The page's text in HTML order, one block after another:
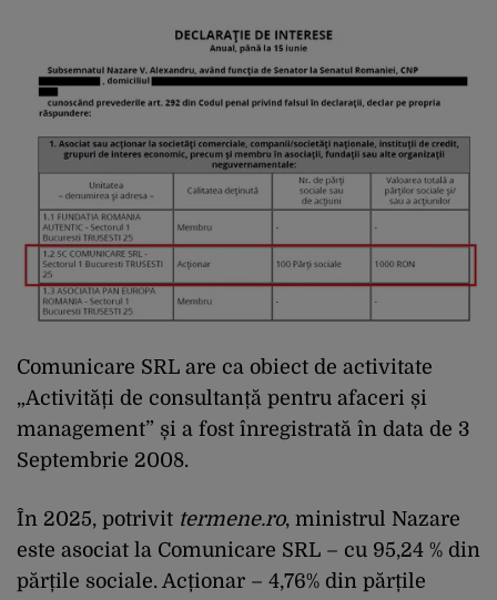
Comunicare SRL are ca obiect de activitate
„Activități de consultanță pentru afaceri și
management” și a fost înregistrată în data de 3
Septembrie 2008.
În 2025, potrivit termene.ro, ministrul Nazare
este asociat la Comunicare SRL – cu 95,24 % din
părțile sociale. Acționar – 4,76% din părțile